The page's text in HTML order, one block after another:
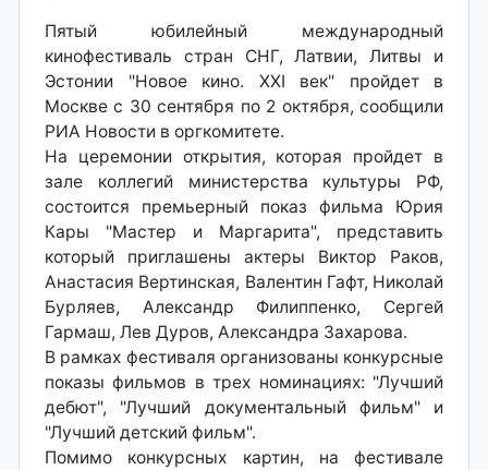
Пятый юбилейный международный
кинофестиваль стран СНГ, Латвии, Литвы и
Эстонии "Новое кино. XXI век" пройдет в
Москве с 30 сентября по 2 октября, сообщили
РИА Новости в оргкомитете.
На церемонии открытия, которая пройдет в
зале коллегий министерства культуры РФ,
состоится премьерный показ фильма Юрия
Кары "Мастер и Маргарита", представить
который приглашены актеры Виктор Раков,
Анастасия Вертинская, Валентин Гафт, Николай
Бурляев, Александр Филиппенко, Сергей
Гармаш, Лев Дуров, Александра Захарова.
В рамках фестиваля организованы конкурсные
показы фильмов в трех номинациях: "Лучший
дебют", "Лучший документальный фильм" и
"Лучший детский фильм".
Помимо конкурсных картин, на фестивале